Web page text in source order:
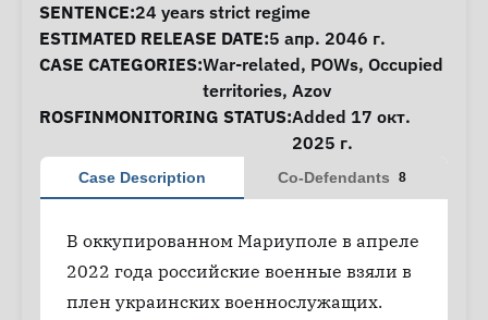
SENTENCE:24 years strict regime
ESTIMATED RELEASE DATE:5 апр. 2046 г.
CASE CATEGORIES:War-related, POWs, Occupied
territories, Azov
ROSFINMONITORING STATUS:Added 17 окт.
2025 г.
Case Description Co-Defendants 8
В оккупированном Мариуполе в апреле
2022 года российские военные взяли в
плен украинских военнослужащих.